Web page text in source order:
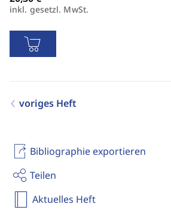
Bibliographie exportieren
Teilen
Aktuelles Heft
inkl. gesetzl. MwSt.
voriges Heft